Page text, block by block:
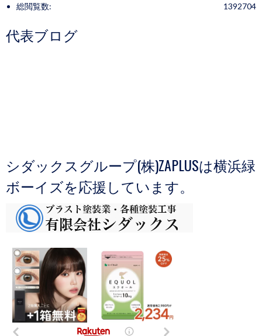
1392704
総閲覧数:
代表ブログ
シダックスグループ(株)ZAPLUSは横浜緑
ボーイズを応援しています。